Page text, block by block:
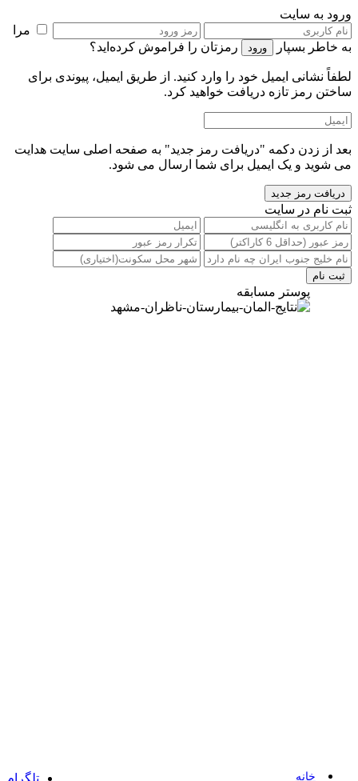
به سایت
مرا
خاطر بسپار
رمزتان را فراموش کرده‌اید؟
نشانی ایمیل خود را‌ وارد کنید. از طریق ایمیل، پیوندی برای
رمز تازه دریافت خواهید کرد.
از زدن دکمه "دریافت رمز جدید" به صفحه اصلی سایت هدایت
شوید و یک ایمیل برای شما ارسال می شود.
نام در سایت
پوستر مسابقه
خانه
تلگرام